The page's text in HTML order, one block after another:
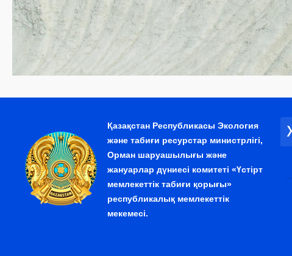
Қазақстан Республикасы Экология
және табиғи ресурстар министрлігі,
Орман шаруашылығы және
жануарлар дүниесі комитеті «Үстірт
мемлекеттік табиғи қорығы»
республикалық мемлекеттік
мекемесі.